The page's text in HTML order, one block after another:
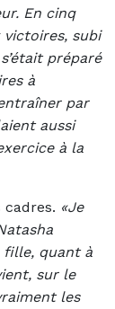
En cinq
subi
préparé
à
par
aussi
à la
«Je
fille, quant à
sur le
les